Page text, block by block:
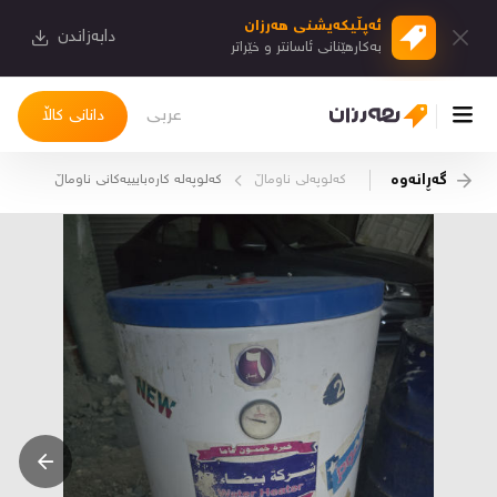
ئەپڵیكەیشنی هەرزان
بەكارهێنانی ئاسانتر و خێراتر دابەزاندن
دانانی کاڵا عربی
کاڵاکانم
دیاریکراوەکانم
دوا بینراوەکان
گەڕانەوە کەلوپەلی ناوماڵ كەلوپەلە كارەبایییەكانی ناوماڵ